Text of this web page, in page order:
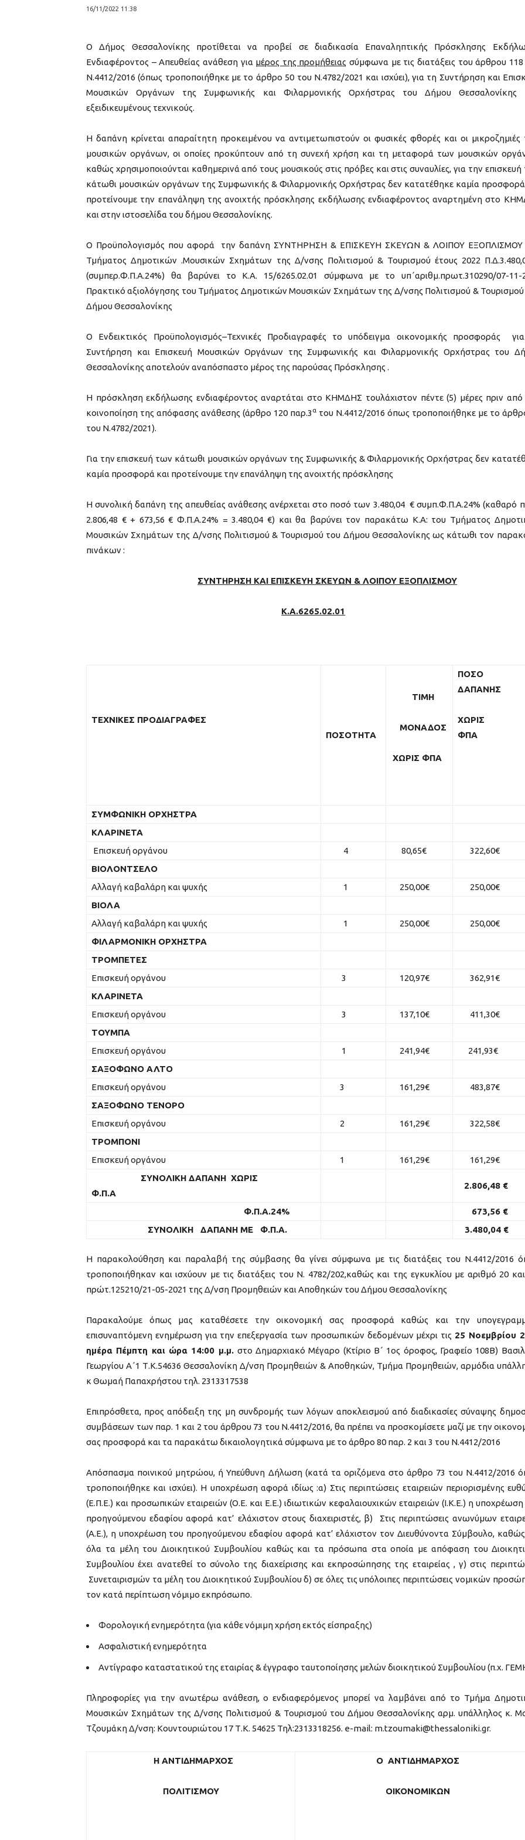
16/11/2022 11:38
Ο Δήμος Θεσσαλονίκης προτίθεται να προβεί σε διαδικασία Επαναληπτικής Πρόσκλησης
Ενδιαφέροντος – Απευθείας ανάθεση για μέρος της προμήθειας σύμφωνα με τις διατάξεις του άρθρου
Ν.4412/2016 (όπως τροποποιήθηκε με το άρθρο 50 του Ν.4782/2021 και ισχύει), για τη Συντήρηση και
Μουσικών Οργάνων της Συμφωνικής και Φιλαρμονικής Ορχήστρας του Δήμου Θεσσαλονίκης
εξειδικευμένους τεχνικούς.
Η δαπάνη κρίνεται απαραίτητη προκειμένου να αντιμετωπιστούν οι φυσικές φθορές και οι
μουσικών οργάνων, οι οποίες προκύπτουν από τη συνεχή χρήση και τη μεταφορά των μουσικών
καθώς χρησιμοποιούνται καθημερινά από τους μουσικούς στις πρόβες και στις συναυλίες, για την
κάτωθι μουσικών οργάνων της Συμφωνικής & Φιλαρμονικής Ορχήστρας δεν κατατέθηκε καμία προσφορά
προτείνουμε την επανάληψη της ανοιχτής πρόσκλησης εκδήλωσης ενδιαφέροντος αναρτημένη στο
και στην ιστοσελίδα του δήμου Θεσσαλονίκης.
Ο Προϋπολογισμός που αφορά την δαπάνη ΣΥΝΤΗΡΗΣΗ & ΕΠΙΣΚΕΥΗ ΣΚΕΥΩΝ & ΛΟΙΠΟΥ ΕΞΟΠΛΙΣΜΟΥ
Τμήματος Δημοτικών .Μουσικών Σχημάτων της Δ/νσης Πολιτισμού & Τουρισμού έτους 2022
(συμπερ.Φ.Π.Α.24%) θα βαρύνει το Κ.Α. 15/6265.02.01 σύμφωνα με το υπ΄αριθμ.πρωτ.310290/07-11-
Πρακτικό αξιολόγησης του Τμήματος Δημοτικών Μουσικών Σχημάτων της Δ/νσης Πολιτισμού &
Δήμου Θεσσαλονίκης
Ο Ενδεικτικός Προϋπολογισμός–Τεχνικές Προδιαγραφές το υπόδειγμα οικονομικής προσφοράς
Συντήρηση και Επισκευή Μουσικών Οργάνων της Συμφωνικής και Φιλαρμονικής Ορχήστρας του
Θεσσαλονίκης αποτελούν αναπόσπαστο μέρος της παρούσας Πρόσκλησης .
Η πρόσκληση εκδήλωσης ενδιαφέροντος αναρτάται στο ΚΗΜΔΗΣ τουλάχιστον πέντε (5) μέρες πριν από
κοινοποίηση της απόφασης ανάθεσης (άρθρο 120 παρ.3 α του Ν.4412/2016 όπως τροποποιήθηκε με το
του Ν.4782/2021).
Για την επισκευή των κάτωθι μουσικών οργάνων της Συμφωνικής & Φιλαρμονικής Ορχήστρας δεν
καμία προσφορά και προτείνουμε την επανάληψη της ανοιχτής πρόσκλησης
Η συνολική δαπάνη της απευθείας ανάθεσης ανέρχεται στο ποσό των 3.480,04 € συμπ.Φ.Π.Α.24% (καθαρό
2.806,48 € + 673,56 € Φ.Π.Α.24% = 3.480,04 €) και θα βαρύνει τον παρακάτω Κ.Α: του Τμήματος
Μουσικών Σχημάτων της Δ/νσης Πολιτισμού & Τουρισμού του Δήμου Θεσσαλονίκης ως κάτωθι τον
πινάκων :
ΣΥΝΤΗΡΗΣΗ ΚΑΙ ΕΠΙΣΚΕΥΗ ΣΚΕΥΩΝ & ΛΟΙΠΟΥ ΕΞΟΠΛΙΣΜΟΥ
Κ.Α.6265.02.01
ΤΕΧΝΙΚΕΣ ΠΡΟΔΙΑΓΡΑΦΕΣ
ΠΟΣΟΤΗΤΑ
ΤΙΜΗ
ΜΟΝΑΔΟΣ
ΧΩΡΙΣ ΦΠΑ
ΠΟΣΟ
ΔΑΠΑΝΗΣ
ΧΩΡΙΣ
ΦΠΑ
ΣΥΜΦΩΝΙΚΗ ΟΡΧΗΣΤΡΑ
ΚΛΑΡΙΝΕΤΑ
Επισκευή οργάνου
4 80,65€
322,60€
ΒΙΟΛΟΝΤΣΕΛΟ
Αλλαγή καβαλάρη και ψυχής
1 250,00€
250,00€
ΒΙΟΛΑ
Αλλαγή καβαλάρη και ψυχής
1 250,00€
250,00€
ΦΙΛΑΡΜΟΝΙΚΗ ΟΡΧΗΣΤΡΑ
ΤΡΟΜΠΕΤΕΣ
Επισκευή οργάνου
3 120,97€
362,91€
ΚΛΑΡΙΝΕΤΑ
Επισκευή οργάνου
3 137,10€
411,30€
ΤΟΥΜΠΑ
Επισκευή οργάνου
1 241,94€
241,93€
ΣΑΞΟΦΩΝΟ ΑΛΤΟ
Επισκευή οργάνου
3 161,29€
483,87€
ΣΑΞΟΦΩΝΟ ΤΕΝΟΡΟ
Επισκευή οργάνου
2 161,29€
322,58€
ΤΡΟΜΠΟΝΙ
Επισκευή οργάνου
1 161,29€
161,29€
ΣΥΝΟΛΙΚΗ ΔΑΠΑΝΗ ΧΩΡΙΣ
Φ.Π.Α
2.806,48 €
Φ.Π.Α.24% 673,56 €
ΣΥΝΟΛΙΚΗ ΔΑΠΑΝΗ ΜΕ Φ.Π.Α. 3.480,04 €
Η παρακολούθηση και παραλαβή της σύμβασης θα γίνει σύμφωνα με τις διατάξεις του Ν.4412/2016
τροποποιήθηκαν και ισχύουν με τις διατάξεις του Ν. 4782/202,καθώς και της εγκυκλίου με αριθμό 20
πρώτ.125210/21-05-2021 της Δ/νση Προμηθειών και Αποθηκών του Δήμου Θεσσαλονίκης
Παρακαλούμε όπως μας καταθέσετε την οικονομική σας προσφορά καθώς και την
επισυναπτόμενη ενημέρωση για την επεξεργασία των προσωπικών δεδομένων μέχρι τις 25 Νοεμβρίου
ημέρα Πέμπτη και ώρα 14:00 μ.μ. στο Δημαρχιακό Μέγαρο (Κτίριο Β΄ 1ος όροφος, Γραφείο 108Β)
Γεωργίου Α΄1 Τ.Κ.54636 Θεσσαλονίκη Δ/νση Προμηθειών & Αποθηκών, Τμήμα Προμηθειών, αρμόδια
κ Θωμαή Παπαχρήστου τηλ. 2313317538
Επιπρόσθετα, προς απόδειξη της μη συνδρομής των λόγων αποκλεισμού από διαδικασίες σύναψης
συμβάσεων των παρ. 1 και 2 του άρθρου 73 του Ν.4412/2016, θα πρέπει να προσκομίσετε μαζί με την
σας προσφορά και τα παρακάτω δικαιολογητικά σύμφωνα με το άρθρο 80 παρ. 2 και 3 του Ν.4412/2016
Απόσπασμα ποινικού μητρώου, ή Υπεύθυνη Δήλωση (κατά τα οριζόμενα στο άρθρο 73 του Ν.4412/2016
τροποποιήθηκε και ισχύει). Η υποχρέωση αφορά ιδίως :α) Στις περιπτώσεις εταιρειών περιορισμένης
(Ε.Π.Ε.) και προσωπικών εταιρειών (Ο.Ε. και Ε.Ε.) ιδιωτικών κεφαλαιουχικών εταιρειών (Ι.Κ.Ε.) η
προηγούμενου εδαφίου αφορά κατ’ ελάχιστον στους διαχειριστές, β) Στις περιπτώσεις ανωνύμων
(Α.Ε.), η υποχρέωση του προηγούμενου εδαφίου αφορά κατ’ ελάχιστον τον Διευθύνοντα Σύμβουλο,
όλα τα μέλη του Διοικητικού Συμβουλίου καθώς και τα πρόσωπα στα οποία με απόφαση του
Συμβουλίου έχει ανατεθεί το σύνολο της διαχείρισης και εκπροσώπησης της εταιρείας , γ) στις
Συνεταιρισμών τα μέλη του Διοικητικού Συμβουλίου δ) σε όλες τις υπόλοιπες περιπτώσεις νομικών
τον κατά περίπτωση νόμιμο εκπρόσωπο.
Φορολογική ενημερότητα (για κάθε νόμιμη χρήση εκτός είσπραξης)
Ασφαλιστική ενημερότητα
Αντίγραφο καταστατικού της εταιρίας & έγγραφο ταυτοποίησης μελών διοικητικού Συμβουλίου (π.χ.
Πληροφορίες για την ανωτέρω ανάθεση, ο ενδιαφερόμενος μπορεί να λαμβάνει από το Τμήμα
Μουσικών Σχημάτων της Δ/νσης Πολιτισμού & Τουρισμού του Δήμου Θεσσαλονίκης αρμ. υπάλληλος κ.
Τζουμάκη Δ/νση: Κουντουριώτου 17 Τ.Κ. 54625 Τηλ:2313318256. e-mail: m.tzoumaki@thessaloniki.gr.
Η ΑΝΤΙΔΗΜΑΡΧΟΣ
ΠΟΛΙΤΙΣΜΟΥ
Ο ΑΝΤΙΔΗΜΑΡΧΟΣ
ΟΙΚΟΝΟΜΙΚΩΝ